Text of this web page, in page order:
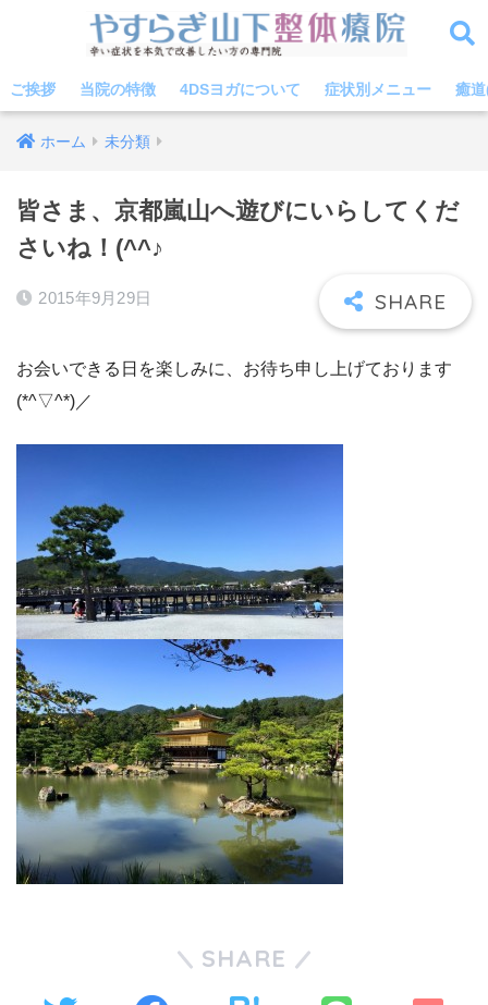
ご挨拶 当院の特徴 4DSヨガについて 症状別メニュー 癒
ホーム 未分類
皆さま、京都嵐山へ遊びにいらしてくだ
さいね！(^^♪
2015年9月29日
お会いできる日を楽しみに、お待ち申し上げております
(*^▽^*)／
SHARE